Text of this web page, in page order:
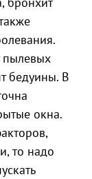
пылевых
бедуины. В
окна.
то надо